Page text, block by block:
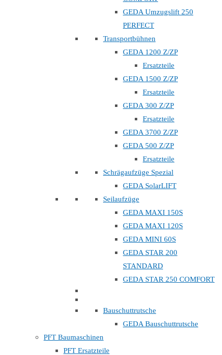
GEDA Umzugslift 250
PERFECT
Transportbühnen
GEDA 1200 Z/ZP
Ersatzteile
GEDA 1500 Z/ZP
Ersatzteile
GEDA 300 Z/ZP
Ersatzteile
GEDA 3700 Z/ZP
GEDA 500 Z/ZP
Ersatzteile
Schrägaufzüge Spezial
GEDA SolarLIFT
Seilaufzüge
GEDA MAXI 150S
GEDA MAXI 120S
GEDA MINI 60S
GEDA STAR 200
STANDARD
GEDA STAR 250 COMFORT
Bauschuttrutsche
GEDA Bauschuttrutsche
PFT Baumaschinen
PFT Ersatzteile